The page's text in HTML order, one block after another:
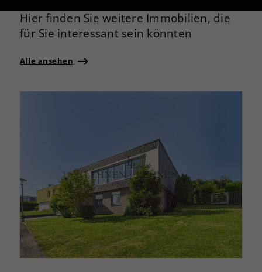
Hier finden Sie weitere Immobilien, die
für Sie interessant sein könnten
Alle ansehen